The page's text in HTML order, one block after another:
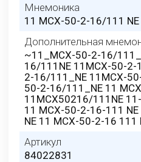
Мнемоника
11 MCX-50-2-16/111 NE
Дополнительная
~11_MCX-50-2-16/
16/111NE 11MCX-50-2-
2-16/111_NE 11MCX-
50-2-16/111_NE 11
11MCX50216/111NE
11 MCX-50-2-16-111
NE 11 MCX-50-2-16 111
Артикул
84022831